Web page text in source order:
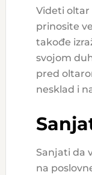
Videti oltar
prinosite
takođe
svojom
pred
nesklad i
Sanjati da
na